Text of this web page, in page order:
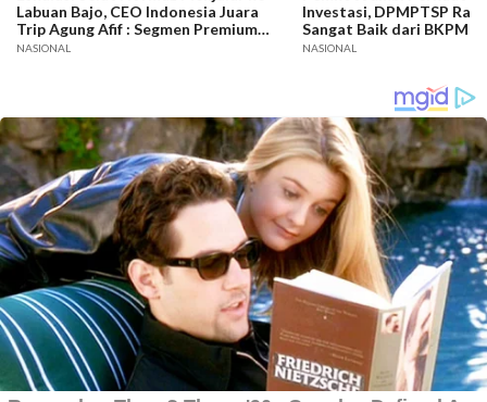
Labuan Bajo, CEO Indonesia Juara
Trip Agung Afif : Segmen Premium
Bertahan, Adaptasi Jadi Kunci
NASIONAL
Investasi, DPMPTSP
Sangat Baik dari BKPM
NASIONAL